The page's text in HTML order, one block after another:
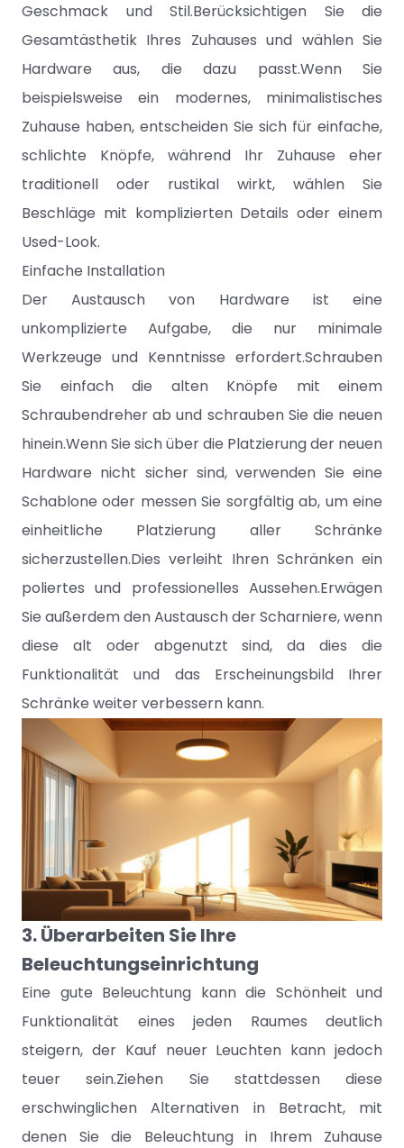
Geschmack und Stil.Berücksichtigen Sie die
Gesamtästhetik Ihres Zuhauses und wählen Sie
Hardware aus, die dazu passt.Wenn Sie
beispielsweise ein modernes, minimalistisches
Zuhause haben, entscheiden Sie sich für einfache,
schlichte Knöpfe, während Ihr Zuhause eher
traditionell oder rustikal wirkt, wählen Sie
Beschläge mit komplizierten Details oder einem
Used-Look.
Einfache Installation
Der Austausch von Hardware ist eine
unkomplizierte Aufgabe, die nur minimale
Werkzeuge und Kenntnisse erfordert.Schrauben
Sie einfach die alten Knöpfe mit einem
Schraubendreher ab und schrauben Sie die neuen
hinein.Wenn Sie sich über die Platzierung der neuen
Hardware nicht sicher sind, verwenden Sie eine
Schablone oder messen Sie sorgfältig ab, um eine
einheitliche Platzierung aller Schränke
sicherzustellen.Dies verleiht Ihren Schränken ein
poliertes und professionelles Aussehen.Erwägen
Sie außerdem den Austausch der Scharniere, wenn
diese alt oder abgenutzt sind, da dies die
Funktionalität und das Erscheinungsbild Ihrer
Schränke weiter verbessern kann.
3. Überarbeiten Sie Ihre
Beleuchtungseinrichtung
Eine gute Beleuchtung kann die Schönheit und
Funktionalität eines jeden Raumes deutlich
steigern, der Kauf neuer Leuchten kann jedoch
teuer sein.Ziehen Sie stattdessen diese
erschwinglichen Alternativen in Betracht, mit
denen Sie die Beleuchtung in Ihrem Zuhause